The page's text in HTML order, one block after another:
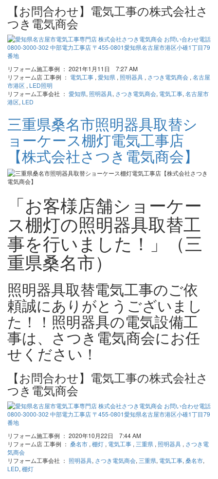
【お問合わせ】電気工事の株式会社さ
つき電気商会
リフォーム施工事例 ： 2021年1月11日 7:27 AM
リフォーム店 工事例 ： 電気工事 , 愛知県 , 照明器具 , さつき電気商会 , 名古屋
市港区 , LED照明
リフォーム工事会社 ： 愛知県, 照明器具, さつき電気商会, 電気工事, 名古屋市
港区, LED
三重県桑名市照明器具取替シ
ョーケース棚灯電気工事店
【株式会社さつき電気商会】
「お客様店舗ショーケー
ス棚灯の照明器具取替工
事を行いました！」（三
重県桑名市）
照明器具取替電気工事のご依
頼誠にありがとうございまし
た！！照明器具の電気設備工
事は、さつき電気商会にお任
せください！
【お問合わせ】電気工事の株式会社さ
つき電気商会
リフォーム施工事例 ： 2020年10月22日 7:44 AM
リフォーム店 工事例 ： 桑名市 , 棚灯 , 電気工事 , 三重県 , 照明器具 , さつき電
気商会
リフォーム工事会社 ： 照明器具, さつき電気商会, 三重県, 電気工事, 桑名市,
LED, 棚灯